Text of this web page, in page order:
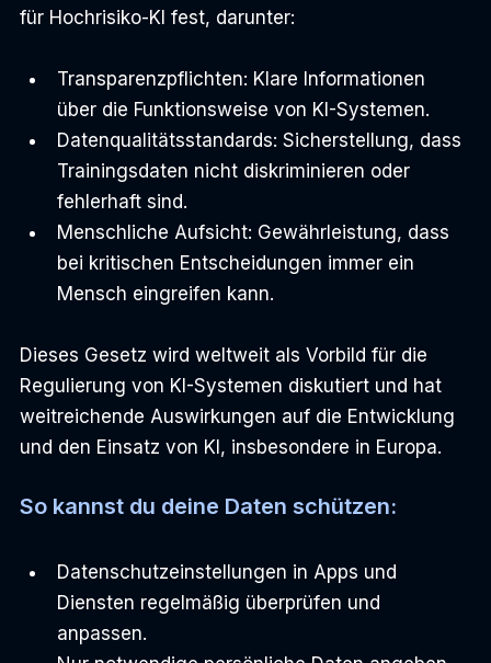
für Hochrisiko-KI fest, darunter:
Transparenzpflichten: Klare Informationen
über die Funktionsweise von KI-Systemen.
Datenqualitätsstandards: Sicherstellung, dass
Trainingsdaten nicht diskriminieren oder
fehlerhaft sind.
Menschliche Aufsicht: Gewährleistung, dass
bei kritischen Entscheidungen immer ein
Mensch eingreifen kann.
Dieses Gesetz wird weltweit als Vorbild für die
Regulierung von KI-Systemen diskutiert und hat
weitreichende Auswirkungen auf die Entwicklung
und den Einsatz von KI, insbesondere in Europa.
So kannst du deine Daten schützen:
Datenschutzeinstellungen in Apps und
Diensten regelmäßig überprüfen und
anpassen.